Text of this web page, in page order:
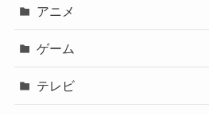
アニメ
ゲーム
テレビ